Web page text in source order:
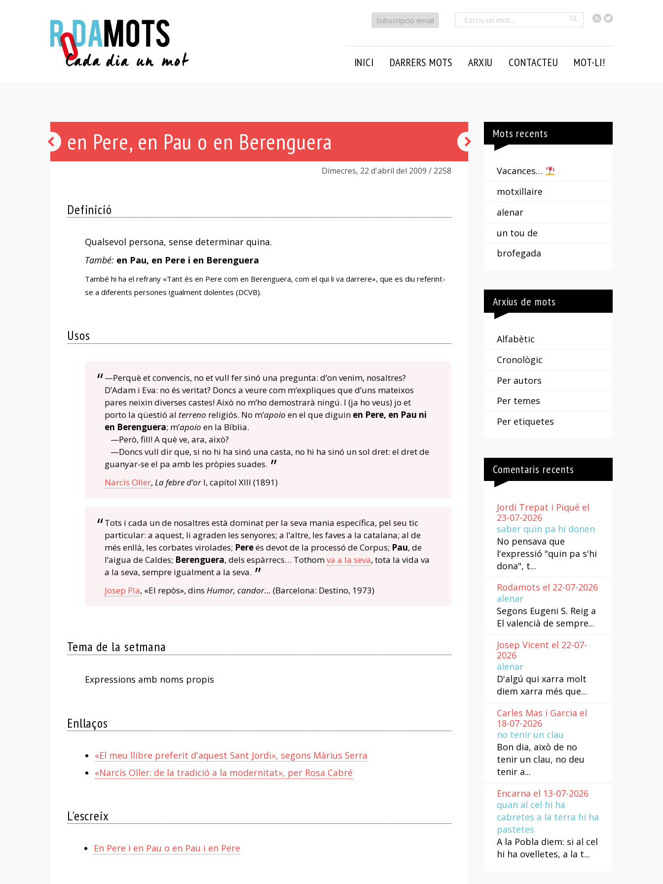
RSSTwitter
Cercar
Subscripció email
INICI DARRERS MOTS ARXIU CONTACTEU MOT-LI!
en Pere, en Pau o en Berenguera
Dimecres, 22 d'abril del 2009 / 2258
Definició
Qualsevol persona, sense determinar quina.
També: en Pau, en Pere i en Berenguera
També hi ha el refrany «Tant és en Pere com en Berenguera, com el qui li va darrere», que es diu referint-
se a diferents persones igualment dolentes (DCVB).
Usos
—Perquè et convencis, no et vull fer sinó una pregunta: d’on venim, nosaltres?
D’Adam i Eva: no és veritat? Doncs a veure com m’expliques que d’uns mateixos
pares neixin diverses castes! Això no m’ho demostrarà ningú. I (ja ho veus) jo et
porto la qüestió al terreno religiós. No m’apoio en el que diguin en Pere, en Pau ni
en Berenguera; m’apoio en la Bíblia.
—Però, fill! A què ve, ara, això?
—Doncs vull dir que, si no hi ha sinó una casta, no hi ha sinó un sol dret: el dret de
guanyar-se el pa amb les pròpies suades.
Narcís Oller, La febre d’orI, capítol XIII (1891)
Tots i cada un de nosaltres està dominat per la seva mania específica, pel seu tic
particular: a aquest, li agraden les senyores; a l’altre, les faves a la catalana; al de
més enllà, les corbates virolades; Pereés devot de la processó de Corpus; Pau, de
l’aigua de Caldes; Berenguera, dels espàrrecs… Tothomva a la seva, tota la vida va
a la seva, sempre igualment a la seva.
Josep Pla, «El repòs», dins Humor, candor… (Barcelona: Destino, 1973)
Tema de la setmana
Expressions amb noms propis
Enllaços
«El meu llibre preferit d'aquest Sant Jordi», segons Màrius Serra
«Narcís Oller: de la tradició a la modernitat», per Rosa Cabré
L'escreix
En Pere i en Pau o en Pau i en Pere
fer
la
Ramoneta
Pobla
Mots recents
Vacances…
motxillaire
alenar
un tou de
brofegada
Arxius de mots
Alfabètic
Cronològic
Per autors
Per temes
Per etiquetes
Comentaris recents
Jordi Trepat i Piqué el
23-07-2026
saber quin pa hi donen
No pensava que
l'expressió "quin pa s'hi
dona", t...
Rodamots el 22-07-2026
alenar
Segons Eugeni S. Reig a
El valencià de sempre...
Josep Vicent el 22-07-
2026
alenar
D'algú qui xarra molt
diem xarra més que...
Carles Mas i Garcia el
18-07-2026
no tenir un clau
Bon dia, això de no
tenir un clau, no deu
tenir a...
Encarna el 13-07-2026
quan al cel hi ha
cabretes a la terra hi ha
pastetes
A la Pobla diem: si al cel
hi ha ovelletes, a la t...